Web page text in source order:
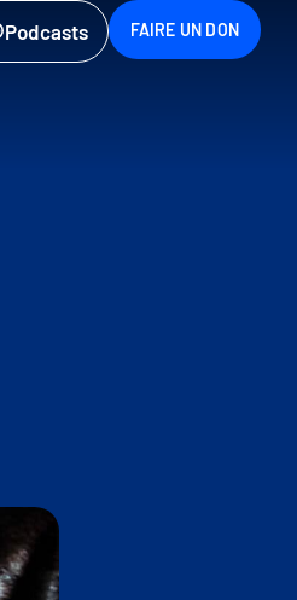
Podcasts FAIRE UN DON